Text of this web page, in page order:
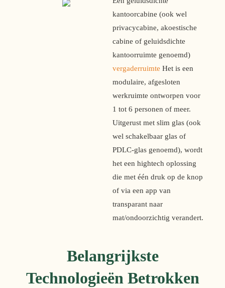
kantoorcabine (ook wel
privacycabine, akoestische
cabine of geluidsdichte
kantoorruimte genoemd)
vergaderruimte Het is een
modulaire, afgesloten
werkruimte ontworpen voor
1 tot 6 personen of meer.
Uitgerust met slim glas (ook
wel schakelbaar glas of
PDLC-glas genoemd), wordt
het een hightech oplossing
die met één druk op de knop
of via een app van
transparant naar
mat/ondoorzichtig verandert.
Belangrijkste
Technologieën Betrokken